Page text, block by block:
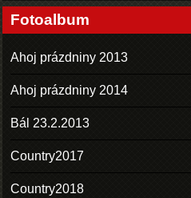
Fotoalbum
Ahoj prázdniny 2013
Ahoj prázdniny 2014
Bál 23.2.2013
Country2017
Country2018